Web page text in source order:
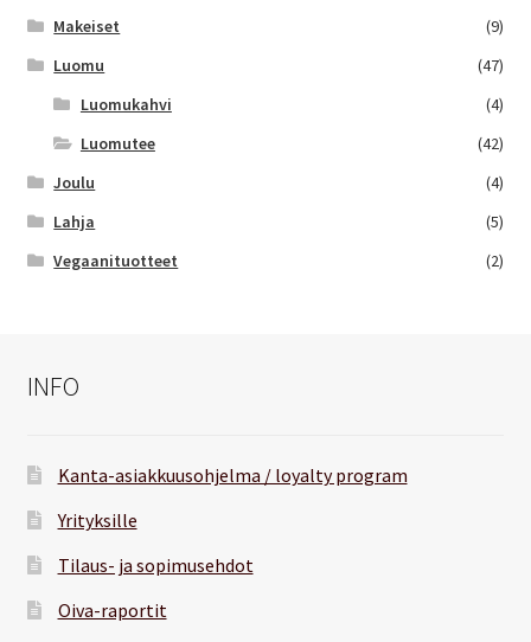
Makeiset
(9)
Luomu
(47)
Luomukahvi
(4)
Luomutee
(42)
Joulu
(4)
Lahja
(5)
Vegaanituotteet
(2)
INFO
Kanta-asiakkuusohjelma / loyalty program
Yrityksille
Tilaus- ja sopimusehdot
Oiva-raportit